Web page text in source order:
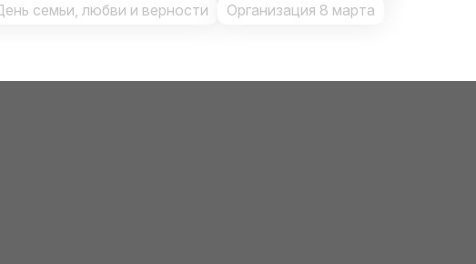
семьи, любви и верности
Организация 8 марта